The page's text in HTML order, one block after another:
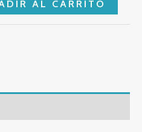
AL CARRITO